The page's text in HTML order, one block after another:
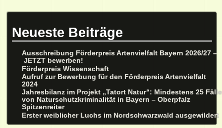
Neueste Beiträge
Ausschreibung Förderpreis Artenvielfalt Bayern 2026/27 –
JETZT bewerben!
Förderpreis Wissenschaft
Aufruf zur Bewerbung für den Förderpreis Artenvielfalt
2024
Jahresbilanz im Projekt „Tatort Natur“: Mindestens 25 Fälle
von Naturschutzkriminalität in Bayern – Oberpfalz
Spitzenreiter
Erster weiblicher Luchs im Nordschwarzwald ausgewildert